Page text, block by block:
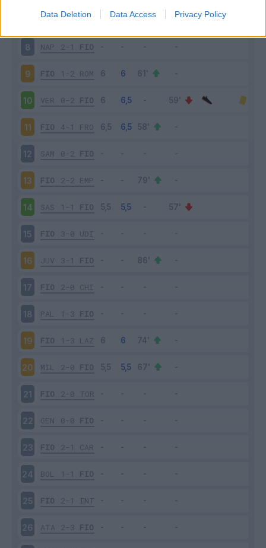
Data Deletion Data Access Privacy Policy
FIO 3-0 ATA
8 NAP 2-1 FIO
9 FIO 1-2 ROM
10 VER 0-2 FIO
11 FIO 4-1 FRO
12 SAM 0-2 FIO
13 FIO 2-2 EMP
14 SAS 1-1 FIO
15 FIO 3-0 UDI
16 JUV 3-1 FIO
17 FIO 2-0 CHI
18 PAL 1-3 FIO
19 FIO 1-3 LAZ
20 MIL 2-0 FIO
21 FIO 2-0 TOR
22 GEN 0-0 FIO
23 FIO 2-1 CAR
24 BOL 1-1 FIO
25 FIO 2-1 INT
26 ATA 2-3 FIO